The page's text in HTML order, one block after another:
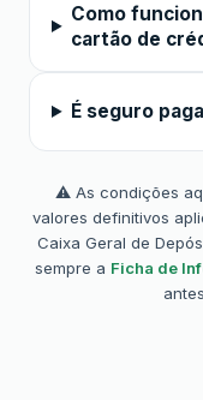
Como
cartão de
É seguro
⚠️ As condições
valores definitivos
Caixa Geral de
sempre a Ficha de